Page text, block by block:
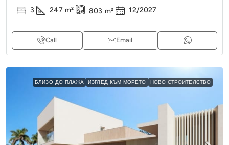
3 247 m² 803 m² 12/2027
Call Email
БЛИЗО ДО ПЛАЖА ИЗГЛЕД КЪМ МОРЕТО НОВО СТРОИТЕЛСТВО